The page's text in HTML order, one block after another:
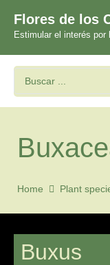
Flores de los
Estimular el interés por
Home Plant
Buxus